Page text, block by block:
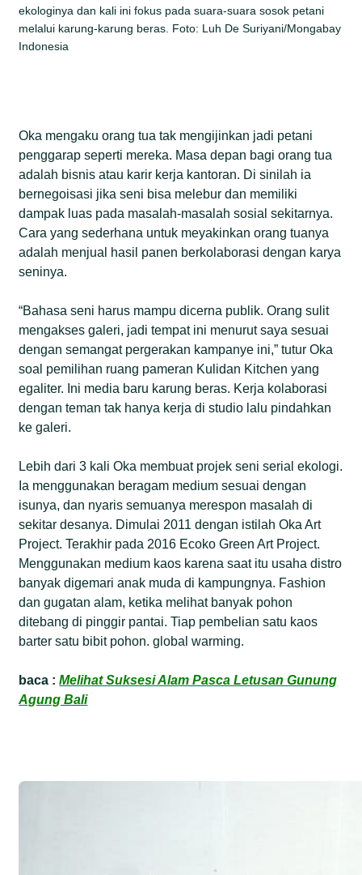
ekologinya dan kali ini fokus pada suara-suara sosok petani
melalui karung-karung beras. Foto: Luh De Suriyani/Mongabay
Indonesia
Oka mengaku orang tua tak mengijinkan jadi petani
penggarap seperti mereka. Masa depan bagi orang tua
adalah bisnis atau karir kerja kantoran. Di sinilah ia
bernegoisasi jika seni bisa melebur dan memiliki
dampak luas pada masalah-masalah sosial sekitarnya.
Cara yang sederhana untuk meyakinkan orang tuanya
adalah menjual hasil panen berkolaborasi dengan karya
seninya.
“Bahasa seni harus mampu dicerna publik. Orang sulit
mengakses galeri, jadi tempat ini menurut saya sesuai
dengan semangat pergerakan kampanye ini,” tutur Oka
soal pemilihan ruang pameran Kulidan Kitchen yang
egaliter. Ini media baru karung beras. Kerja kolaborasi
dengan teman tak hanya kerja di studio lalu pindahkan
ke galeri.
Lebih dari 3 kali Oka membuat projek seni serial ekologi.
Ia menggunakan beragam medium sesuai dengan
isunya, dan nyaris semuanya merespon masalah di
sekitar desanya. Dimulai 2011 dengan istilah Oka Art
Project. Terakhir pada 2016 Ecoko Green Art Project.
Menggunakan medium kaos karena saat itu usaha distro
banyak digemari anak muda di kampungnya. Fashion
dan gugatan alam, ketika melihat banyak pohon
ditebang di pinggir pantai. Tiap pembelian satu kaos
barter satu bibit pohon. global warming.
baca :Melihat Suksesi Alam Pasca Letusan Gunung
Agung Bali